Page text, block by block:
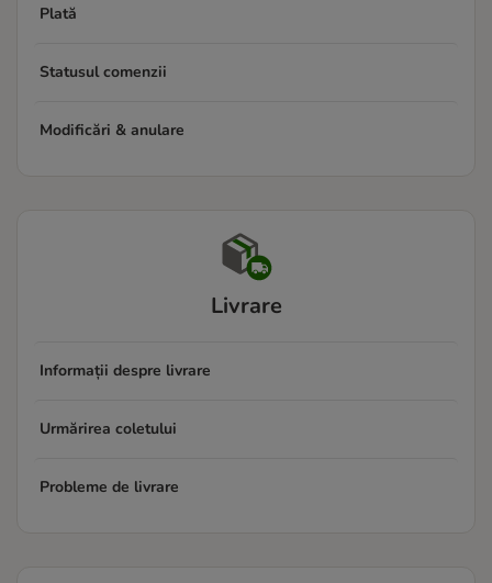
Plată
Statusul comenzii
Modificări & anulare
Livrare
Informații despre livrare
Urmărirea coletului
Probleme de livrare